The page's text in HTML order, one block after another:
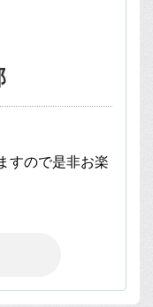
すので是非お楽